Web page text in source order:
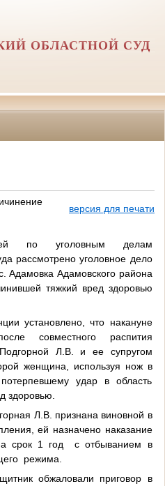
ОБЛАСТНОЙ СУД
версия для печати
по уголовным делам
рассмотрено уголовное дело
Адамовка Адамовского района
тяжкий вред здоровью
установлено, что накануне
совместного распития
Л.В. и ее супругом
женщина, используя нож в
удар в область
здоровью.
Л.В. признана виновной в
ей назначенонаказание
срок 1 год с отбыванием в
режима.
обжаловали приговор в